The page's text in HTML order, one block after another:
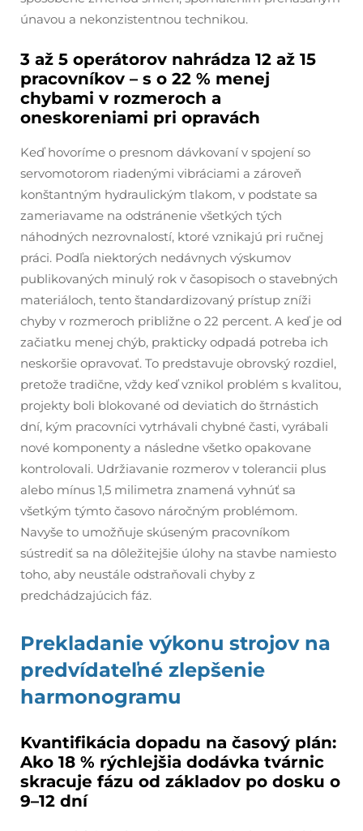
únavou a nekonzistentnou technikou.
3 až 5 operátorov nahrádza 12 až 15
pracovníkov – s o 22 % menej
chybami v rozmeroch a
oneskoreniami pri opravách
Keď hovoríme o presnom dávkovaní v spojení so
servomotorom riadenými vibráciami a zároveň
konštantným hydraulickým tlakom, v podstate sa
zameriavame na odstránenie všetkých tých
náhodných nezrovnalostí, ktoré vznikajú pri ručnej
práci. Podľa niektorých nedávnych výskumov
publikovaných minulý rok v časopisoch o stavebných
materiáloch, tento štandardizovaný prístup zníži
chyby v rozmeroch približne o 22 percent. A keď je od
začiatku menej chýb, prakticky odpadá potreba ich
neskoršie opravovať. To predstavuje obrovský rozdiel,
pretože tradične, vždy keď vznikol problém s kvalitou,
projekty boli blokované od deviatich do štrnástich
dní, kým pracovníci vytrhávali chybné časti, vyrábali
nové komponenty a následne všetko opakovane
kontrolovali. Udržiavanie rozmerov v tolerancii plus
alebo mínus 1,5 milimetra znamená vyhnúť sa
všetkým týmto časovo náročným problémom.
Navyše to umožňuje skúseným pracovníkom
sústrediť sa na dôležitejšie úlohy na stavbe namiesto
toho, aby neustále odstraňovali chyby z
predchádzajúcich fáz.
Prekladanie výkonu strojov na
predvídateľné zlepšenie
harmonogramu
Kvantifikácia dopadu na časový plán:
Ako 18 % rýchlejšia dodávka tvárnic
skracuje fázu od základov po dosku o
9–12 dní